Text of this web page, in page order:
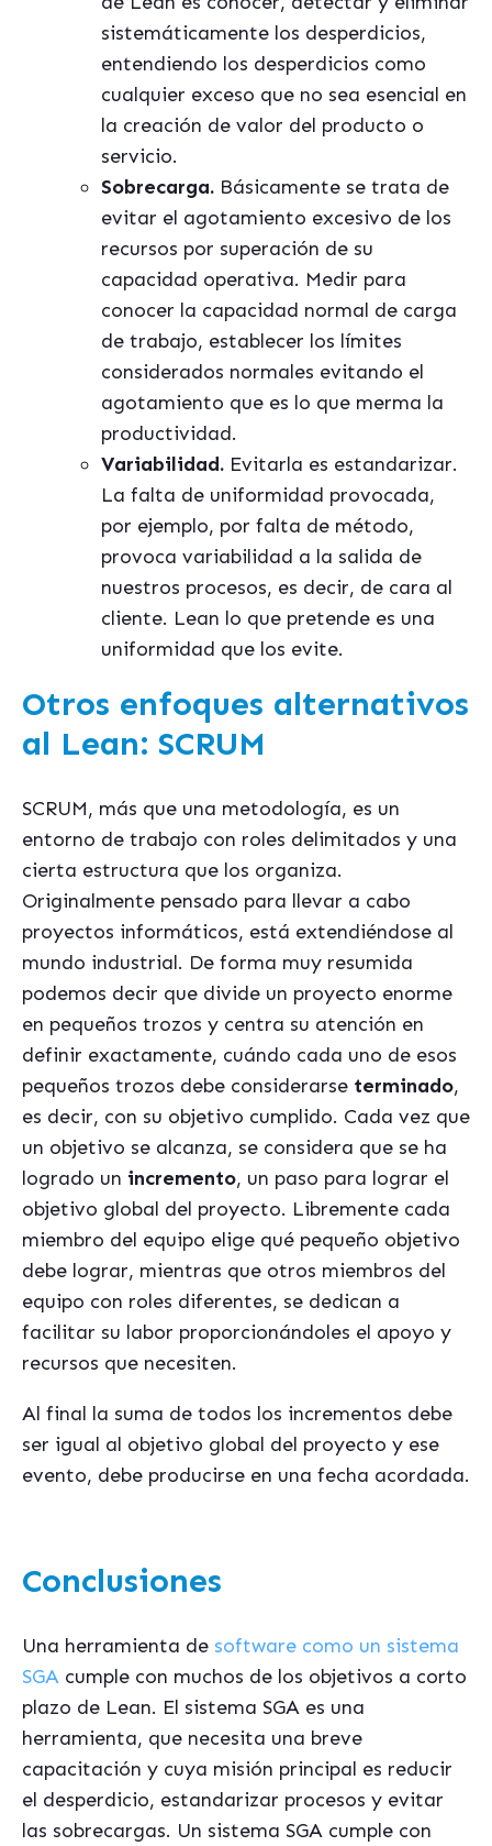
sistemáticamente los desperdicios,
entendiendo los desperdicios como
cualquier exceso que no sea esencial en
la creación de valor del producto o
servicio.
Sobrecarga. Básicamente se trata de
evitar el agotamiento excesivo de los
recursos por superación de su
capacidad operativa. Medir para
conocer la capacidad normal de carga
de trabajo, establecer los límites
considerados normales evitando el
agotamiento que es lo que merma la
productividad.
Variabilidad. Evitarla es estandarizar.
La falta de uniformidad provocada,
por ejemplo, por falta de método,
provoca variabilidad a la salida de
nuestros procesos, es decir, de cara al
cliente. Lean lo que pretende es una
uniformidad que los evite.
Otros enfoques alternativos
al Lean: SCRUM
SCRUM, más que una metodología, es un
entorno de trabajo con roles delimitados y una
cierta estructura que los organiza.
Originalmente pensado para llevar a cabo
proyectos informáticos, está extendiéndose al
mundo industrial. De forma muy resumida
podemos decir que divide un proyecto enorme
en pequeños trozos y centra su atención en
definir exactamente, cuándo cada uno de esos
pequeños trozos debe considerarse terminado,
es decir, con su objetivo cumplido. Cada vez que
un objetivo se alcanza, se considera que se ha
logrado un incremento, un paso para lograr el
objetivo global del proyecto. Libremente cada
miembro del equipo elige qué pequeño objetivo
debe lograr, mientras que otros miembros del
equipo con roles diferentes, se dedican a
facilitar su labor proporcionándoles el apoyo y
recursos que necesiten.
Al final la suma de todos los incrementos debe
ser igual al objetivo global del proyecto y ese
evento, debe producirse en una fecha acordada.
Conclusiones
Una herramienta de software como un sistema
SGA cumple con muchos de los objetivos a corto
plazo de Lean. El sistema SGA es una
herramienta, que necesita una breve
capacitación y cuya misión principal es reducir
el desperdicio, estandarizar procesos y evitar
las sobrecargas. Un sistema SGA cumple con